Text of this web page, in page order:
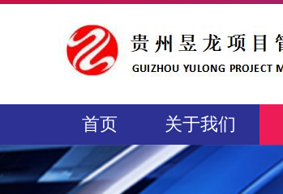
首页 关于我们